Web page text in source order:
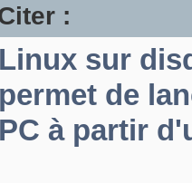
:
Linux sur
permet de
PC à partir